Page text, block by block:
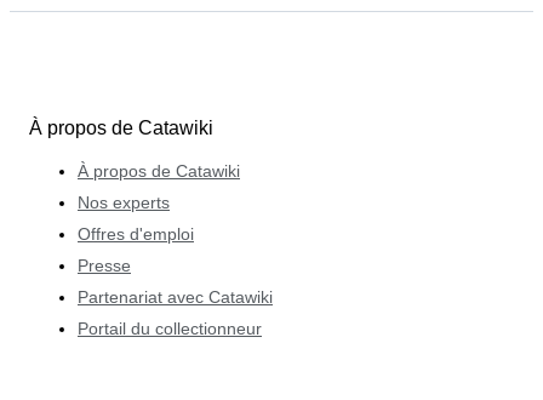
À propos de Catawiki
À propos de Catawiki
Nos experts
Offres d'emploi
Presse
Partenariat avec Catawiki
Portail du collectionneur